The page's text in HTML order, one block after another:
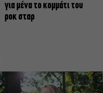
για μένα το κομμάτι του
ροκ σταρ